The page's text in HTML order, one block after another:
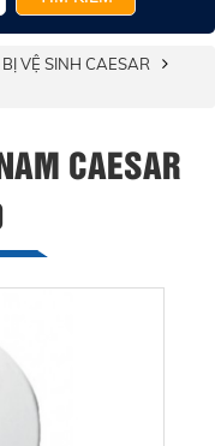
VỆ SINH CAESAR
CAESAR